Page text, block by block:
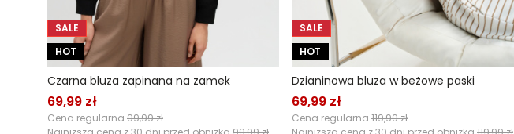
SALE
HOT
Czarna bluza zapinana na zamek
69,99 zł
Cena regularna 99,99 zł
SALE
HOT
Dzianinowa bluza w beżowe paski
69,99 zł
Cena regularna 119,99 zł